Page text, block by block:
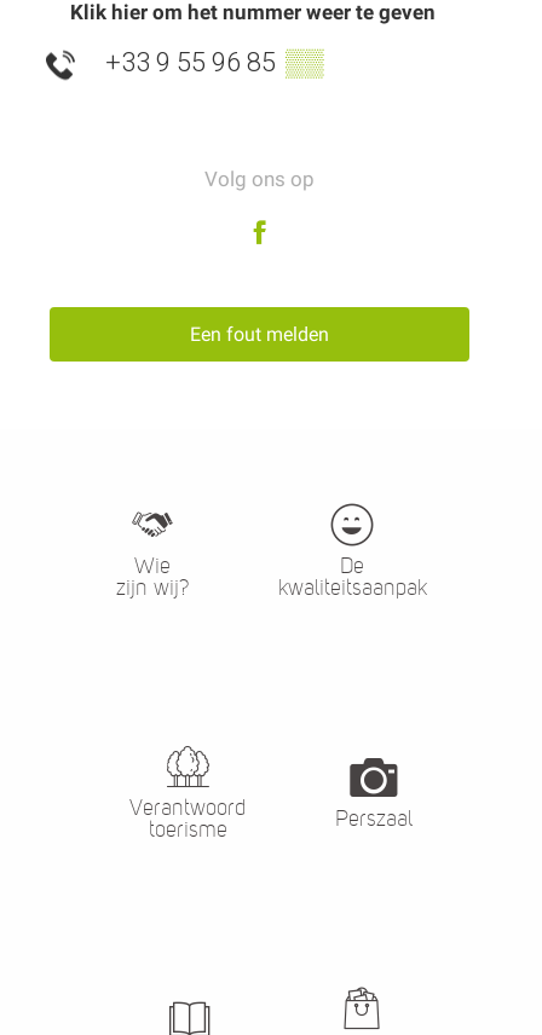
Klik hier om het nummer weer te geven
+33 9 55 96 85 ▒▒
Volg ons op
Een fout melden
Wie
zijn wij?
De
kwaliteitsaanpak
Verantwoord
toerisme
Perszaal